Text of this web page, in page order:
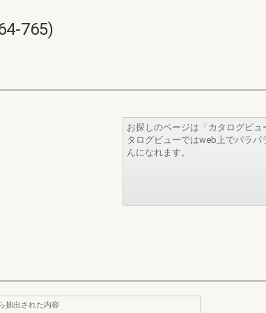
765)
お探しのページは「カタログビ
タログビューではweb上でパラパ
んになれます。
抽出された内容